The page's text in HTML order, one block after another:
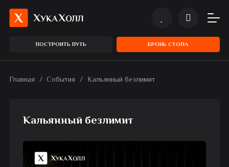
ПОСТРОИТЬ ПУТЬ БРОНЬ СТОЛА
Главная / События / Кальянный безлимит
Кальянный безлимит